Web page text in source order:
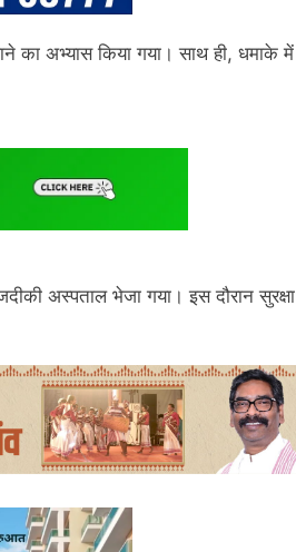
का अभ्यास किया गया। साथ ही, धमाके में
अस्पताल भेजा गया। इस दौरान सुरक्षा